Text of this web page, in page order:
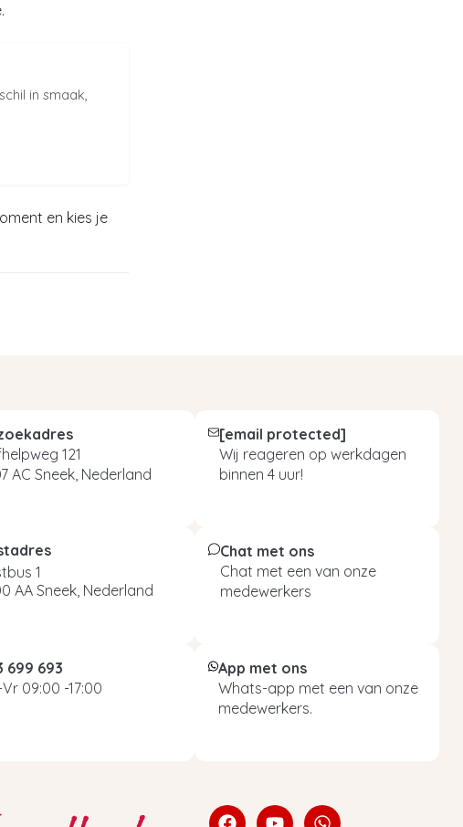
in smaak,
en kies je
121
AC Sneek, Nederland
[email protected]
Wij reageren op werkdagen
binnen 4 uur!
1
AA Sneek, Nederland
Chat met ons
Chat met een van onze
medewerkers
699 693
09:00 -17:00
App met ons
Whats-app met een van onze
medewerkers.